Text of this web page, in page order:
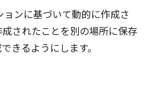
ンに基づいて動的に作成さ
されたことを別の場所に保存
きるようにします。